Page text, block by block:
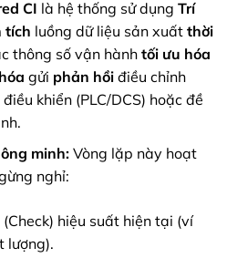
CI là hệ thống sử dụng Trí
tích luồng dữ liệu sản xuất thời
thông số vận hành tối ưu hóa
gửi phản hồiđiều chỉnh
khiển (PLC/DCS) hoặc đề
minh:Vòng lặp này hoạt
nghỉ:
(Check) hiệu suất hiện tại (ví
lượng).